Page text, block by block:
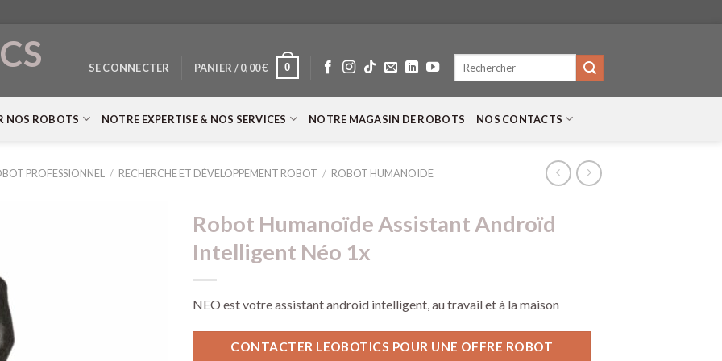
SE CONNECTER PANIER /0,00€ 0
Recherche
NOS ROBOTS NOTRE EXPERTISE & NOS SERVICES NOTRE MAGASIN DE ROBOTS NOS CONTACTS
PROFESSIONNEL / RECHERCHE ET DÉVELOPPEMENT ROBOT / ROBOT HUMANOÏDE
Robot Humanoïde Assistant Androïd
Intelligent Néo 1x
NEO est votre assistant android intelligent, au travail et à la maison
CONTACTER LEOBOTICS POUR UNE OFFRE ROBOT